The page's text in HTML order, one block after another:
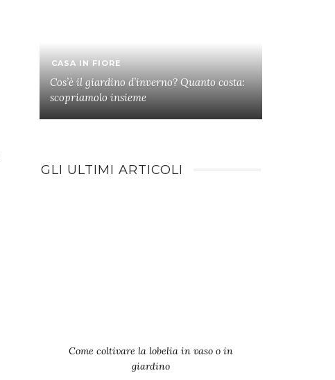
CASA IN FIORE
Cos’è il giardino d’inverno? Quanto costa:
scopriamolo insieme
GLI ULTIMI ARTICOLI
Come coltivare la lobelia in vaso o in
giardino